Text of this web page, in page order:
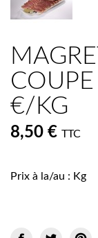
€/KG
8,50 € TTC
Prix à la/au : Kg